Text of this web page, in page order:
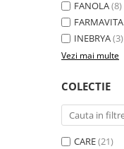
FANOLA(8)
FARMAVITA
INEBRYA(3)
Vezi mai multe
COLECTIE
CARE(21)